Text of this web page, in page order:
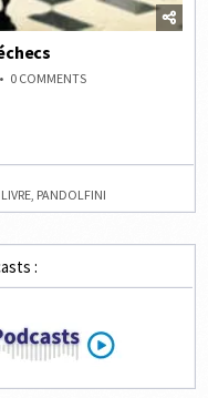
0 COMMENTSON
LIVRE, PANDOLFINI
: